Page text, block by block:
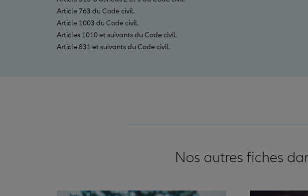
Article 763 du Code civil.
Article 1003 du Code civil.
Articles 1010 et suivants du Code civil.
Article 831 et suivants du Code civil.
Nos autres fiches